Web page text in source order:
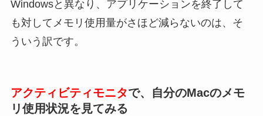
Windowsと異なり、アプリケーションを終了して
も対してメモリ使用量がさほど減らないのは、そ
ういう訳です。
アクティビティモニタで、自分のMacのメモ
リ使用状況を見てみる